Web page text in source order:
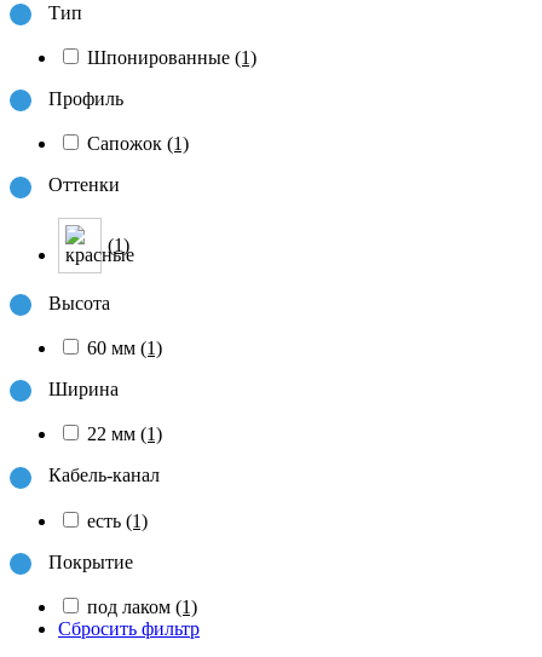
Тип
Шпонированные (1)
Профиль
Сапожок (1)
Оттенки
(1)
Высота
60 мм (1)
Ширина
22 мм (1)
Кабель-канал
есть (1)
Покрытие
под лаком (1)
Сбросить фильтр